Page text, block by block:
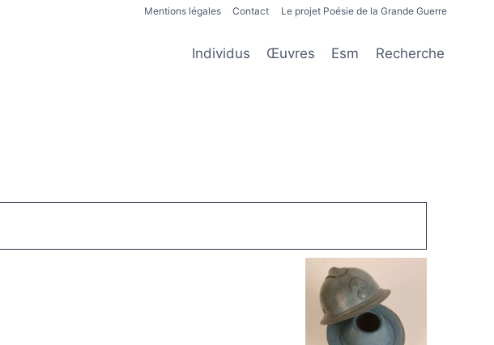
Mentions légales Contact Le projet Poésie de la Grande Guerre
Individus Œuvres Esm Recherche